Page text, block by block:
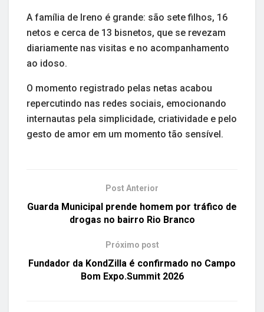
A família de Ireno é grande: são sete filhos, 16
netos e cerca de 13 bisnetos, que se revezam
diariamente nas visitas e no acompanhamento
ao idoso.
O momento registrado pelas netas acabou
repercutindo nas redes sociais, emocionando
internautas pela simplicidade, criatividade e pelo
gesto de amor em um momento tão sensível.
Post Anterior
Guarda Municipal prende homem por tráfico de
drogas no bairro Rio Branco
Próximo post
Fundador da KondZilla é confirmado no Campo
Bom Expo.Summit 2026